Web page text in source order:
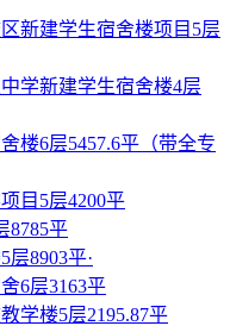
新建学生宿舍楼项目5层
学新建学生宿舍楼4层
楼6层5457.6平（带全专
目5层4200平
8785平
8903平·
6层3163平
学楼5层2195.87平